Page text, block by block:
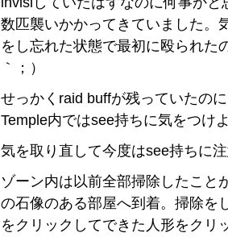
数匹襲いかかってきていました。
をし忘れた状態で最初に殴られた
｀；）
せっかくraid buffが残っていたの
Temple内ではsee持ちに気をつけ
気を取り直して今度はsee持ちに
ゾーン内は以前全部掃除したこと
の石像のある部屋へ到着。掃除を
をクリックしてできた人形をクリ